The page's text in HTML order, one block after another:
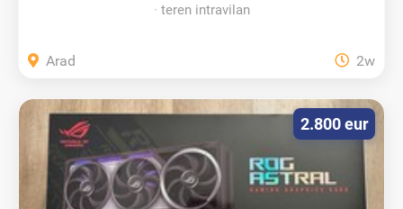
teren intravilan
Arad 2w
2.800 eur